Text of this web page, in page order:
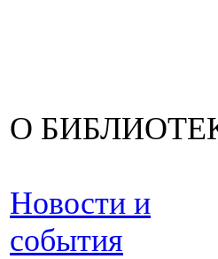
О
Новости и
события